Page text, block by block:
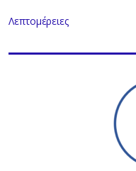
Λεπτομέρειες